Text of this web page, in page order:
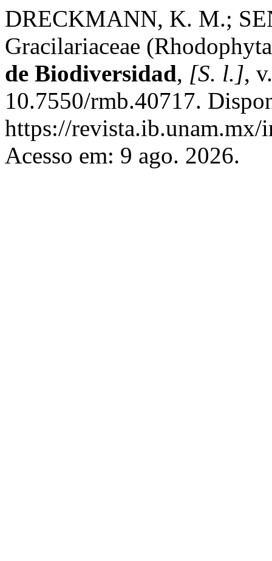
DRECKMANN, K. M.;
Gracilariaceae
de Biodiversidad, [S. l.],
10.7550/rmb.40717.
https://
Acesso em: 9 ago. 2026.